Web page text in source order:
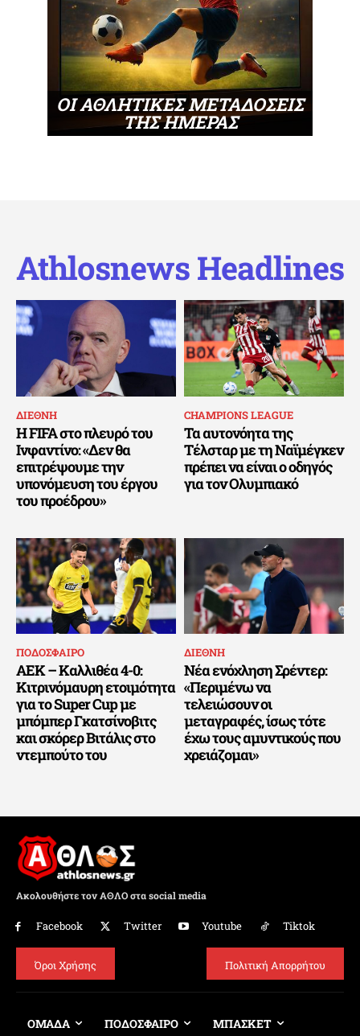
ΟΙ ΑΘΛΗΤΙΚΕΣ ΜΕΤΑΔΟΣΕΙΣ
ΤΗΣ ΗΜΕΡΑΣ
Athlosnews Headlines
ΔΙΕΘΝΗ
Η FIFA στο πλευρό του
Ινφαντίνο: «Δεν θα
επιτρέψουμε την
υπονόμευση του έργου
του προέδρου»
CHAMPIONS LEAGUE
Τα αυτονόητα της
Τέλσταρ με τη Ναϊμέγκεν
πρέπει να είναι ο οδηγός
για τον Ολυμπιακό
ΠΟΔΟΣΦΑΙΡΟ
ΑΕΚ – Καλλιθέα 4-0:
Κιτρινόμαυρη ετοιμότητα
για το Super Cup με
μπόμπερ Γκατσίνοβιτς
και σκόρερ Βιτάλις στο
ντεμπούτο του
ΔΙΕΘΝΗ
Νέα ενόχληση Σρέντερ:
«Περιμένω να
τελειώσουν οι
μεταγραφές, ίσως τότε
έχω τους αμυντικούς που
χρειάζομαι»
Ακολουθήστε τον ΑΘΛΟ στα social media
Facebook Twitter Youtube Tiktok
Όροι Χρήσης Πολιτική Απορρήτου
ΟΜΑΔΑ ΠΟΔΟΣΦΑΙΡΟ ΜΠΑΣΚΕΤ